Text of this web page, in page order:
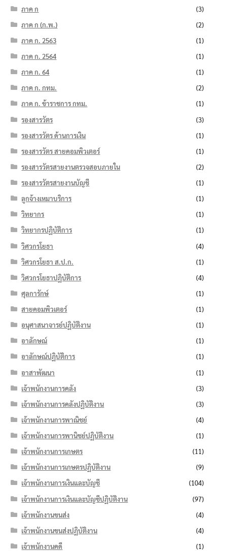
ภาค ก
(3)
ภาค ก (ก.พ.)
(2)
ภาค ก. 2563
(1)
ภาค ก. 2564
(1)
ภาค ก. 64
(1)
ภาค ก. กทม.
(2)
ภาค ก. ข้าราชการ กทม.
(1)
รองสารวัตร
(3)
รองสารวัตร ด้านการเงิน
(1)
รองสารวัตร สายคอมพิวเตอร์
(1)
รองสารวัตรสายงานตรวจสอบภายใน
(2)
รองสารวัตรสายงานบัญชี
(1)
ลูกจ้างเหมาบริการ
(1)
วิทยากร
(1)
วิทยากรปฏิบัติการ
(1)
วิศวกรโยธา
(4)
วิศวกรโยธา ส.ป.ก.
(1)
วิศวกรโยธาปฏิบัติการ
(4)
ศุลการักษ์
(1)
สายคอมพิวเตอร์
(1)
อนุศาสนาจารย์ปฏิบัติงาน
(1)
อาลักษณ์
(1)
อาลักษณ์ปฏิบัติการ
(1)
อาสาพัฒนา
(1)
เจ้าพนักงานการคลัง
(3)
เจ้าพนักงานการคลังปฏิบัติงาน
(3)
เจ้าพนักงานการพาณิชย์
(4)
เจ้าพนักงานการพานิชย์ปฏิบัติงาน
(1)
เจ้าพนักงานการเกษตร
(11)
เจ้าพนักงานการเกษตรปฏิบัติงาน
(9)
เจ้าพนักงานการเงินและบัญชี
(104)
เจ้าพนักงานการเงินและบัญชีปฏิบัติงาน
(97)
เจ้าพนักงานขนส่ง
(4)
เจ้าพนักงานขนส่งปฏิบัติงาน
(4)
เจ้าพนักงานคดี
(1)